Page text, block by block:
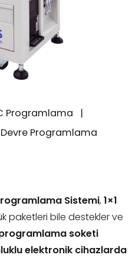
Programlama
|
Programlama
Sistemi,1×1
paketleri bile destekler ve
soketi
elektronik cihazlarda